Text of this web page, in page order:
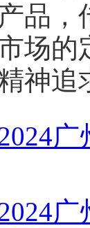
品，
场的
神追